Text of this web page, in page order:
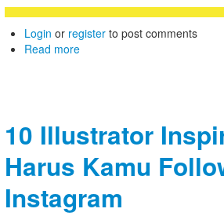
Login or register to post comments
Read more
10 Illustrator
Harus Kamu
Instagram